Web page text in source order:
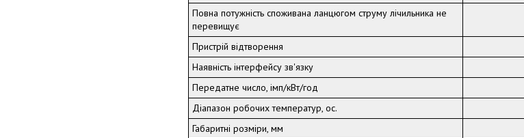
Повна потужність споживана ланцюгом струму лічильника не
перевищує
Пристрій відтворення
Наявність інтерфейсу зв'язку
Передатне число, імп/кВт/год
Діапазон робочих температур, ос.
Габаритні розміри, мм